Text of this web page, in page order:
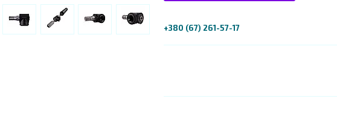
+380 (67) 261-57-17